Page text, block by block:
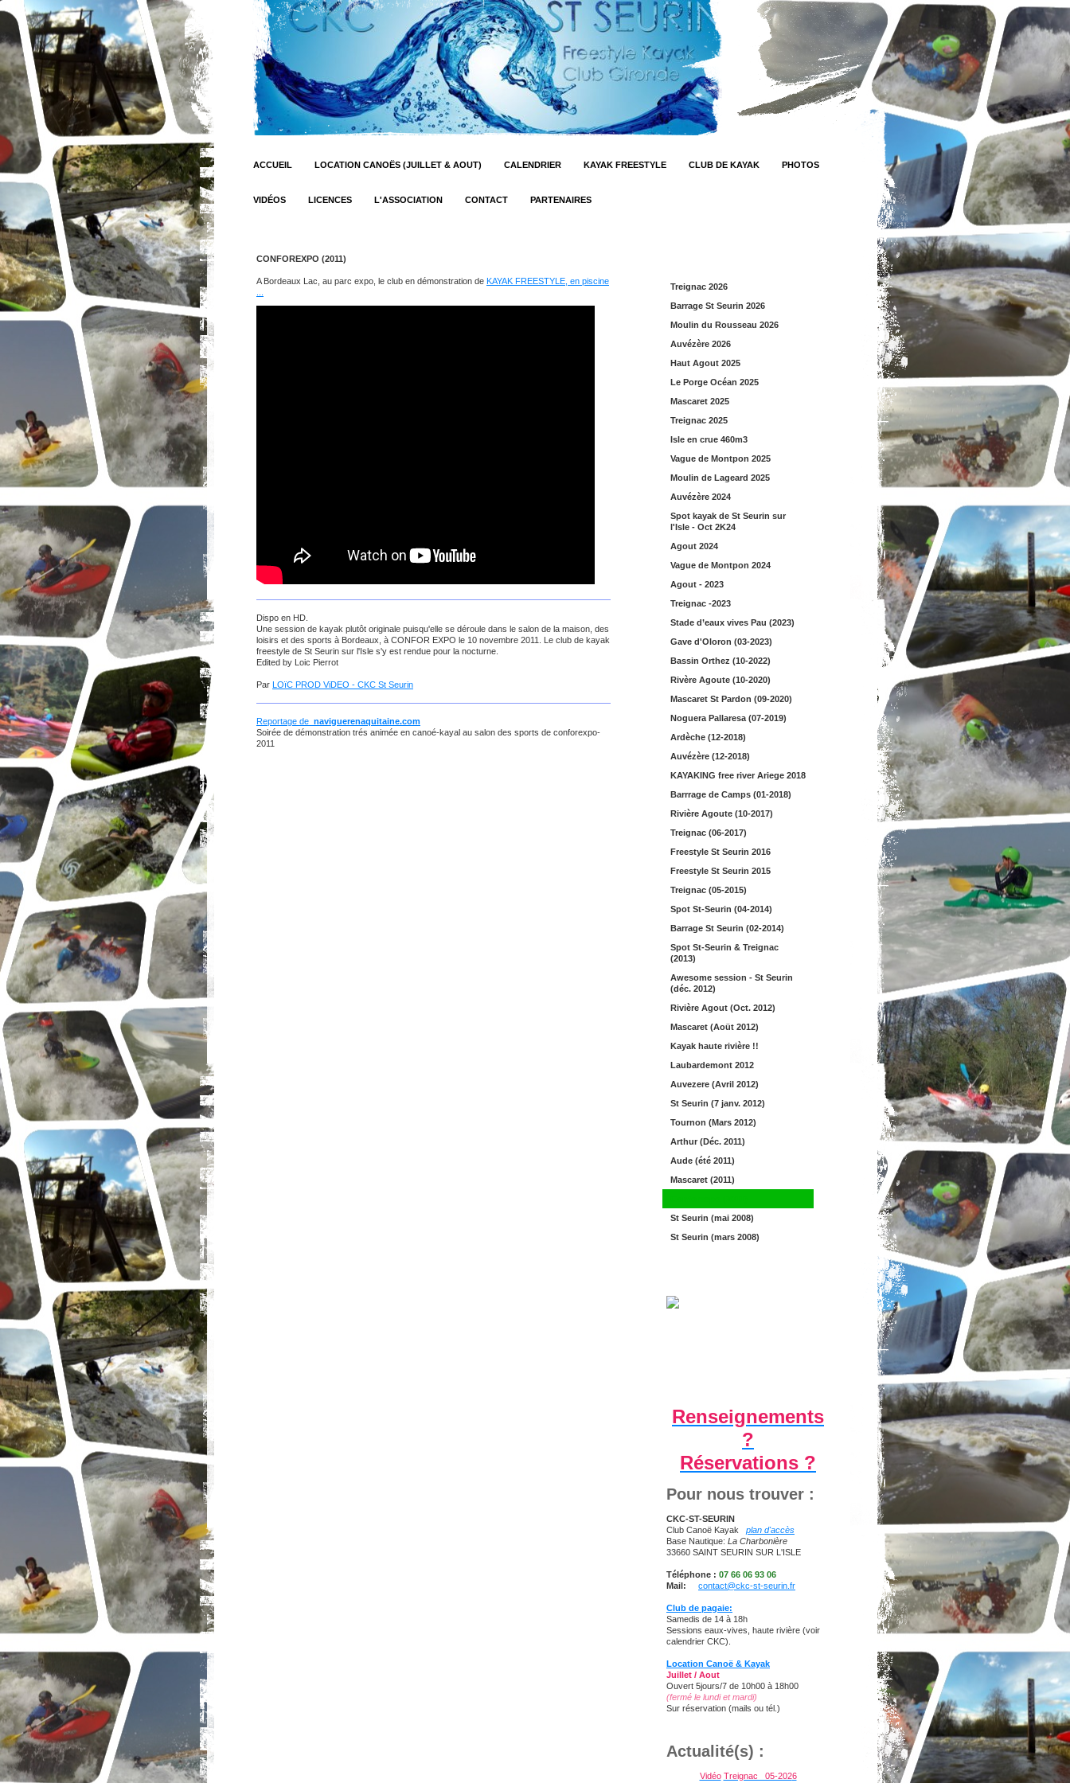
ACCUEIL LOCATION CANOËS (JUILLET & AOUT) CALENDRIER KAYAK FREESTYLE CLUB DE KAYAK PHOTOS
VIDÉOS LICENCES L'ASSOCIATION CONTACT PARTENAIRES
CONFOREXPO (2011)
A Bordeaux Lac, au parc expo, le club en démonstration de KAYAK FREESTYLE, en piscine
Dispo en HD.
Une session de kayak plutôt originale puisqu'elle se déroule dans le salon de la maison, des
loisirs et des sports à Bordeaux, à CONFOR EXPO le 10 novembre 2011. Le club de kayak
freestyle de St Seurin sur l'Isle s'y est rendue pour la nocturne.
Edited by Loic Pierrot
Par LOïC PROD ViDEO - CKC St Seurin
Reportage de naviguerenaquitaine.com
Soirée de démonstration trés animée en canoé-kayal au salon des sports de conforexpo-
2011
Treignac 2026
Barrage St Seurin 2026
Moulin du Rousseau 2026
Auvézère 2026
Haut Agout 2025
Le Porge Océan 2025
Mascaret 2025
Treignac 2025
Isle en crue 460m3
Vague de Montpon 2025
Moulin de Lageard 2025
Auvézère 2024
Spot kayak de St Seurin sur
l'Isle - Oct 2K24
Agout 2024
Vague de Montpon 2024
Agout - 2023
Treignac -2023
Stade d’eaux vives Pau (2023)
Gave d'Oloron (03-2023)
Bassin Orthez (10-2022)
Rivère Agoute (10-2020)
Mascaret St Pardon (09-2020)
Noguera Pallaresa (07-2019)
Ardèche (12-2018)
Auvézère (12-2018)
KAYAKING free river Ariege 2018
Barrrage de Camps (01-2018)
Rivière Agoute (10-2017)
Treignac (06-2017)
Freestyle St Seurin 2016
Freestyle St Seurin 2015
Treignac (05-2015)
Spot St-Seurin (04-2014)
Barrage St Seurin (02-2014)
Spot St-Seurin & Treignac
(2013)
Awesome session - St Seurin
(déc. 2012)
Rivière Agout (Oct. 2012)
Mascaret (Aoüt 2012)
Kayak haute rivière !!
Laubardemont 2012
Auvezere (Avril 2012)
St Seurin (7 janv. 2012)
Tournon (Mars 2012)
Arthur (Déc. 2011)
Aude (été 2011)
Mascaret (2011)
St Seurin (mai 2008)
St Seurin (mars 2008)
Renseignements
?
Réservations ?
Pour nous trouver :
CKC-ST-SEURIN
Club Canoë Kayak plan d'accès
Base Nautique: La Charbonière
33660 SAINT SEURIN SUR L'ISLE
Téléphone : 07 66 06 93 06
Mail:
contact@ckc-st-seurin.fr
Club de pagaie:
Samedis de 14 à 18h
Sessions eaux-vives, haute rivière (voir
calendrier CKC).
Location Canoë & Kayak
Juillet / Aout
Ouvert 5jours/7 de 10h00 à 18h00
(fermé le lundi et mardi)
Sur réservation (mails ou tél.)
Actualité(s) :
Vidéo Treignac 05-2026